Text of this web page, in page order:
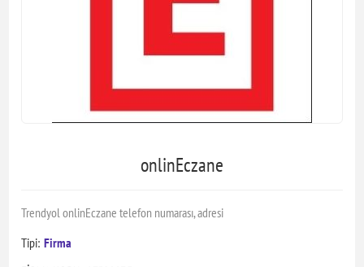
onlinEczane
Trendyol onlinEczane telefon numarası, adresi
Tipi: Firma